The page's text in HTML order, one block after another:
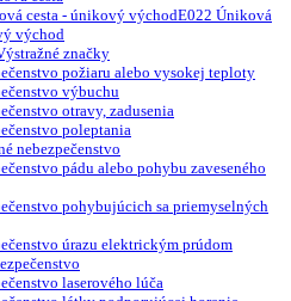
E022 Úniková
východ
značky
požiaru alebo vysokej teploty
výbuchu
otravy, zadusenia
poleptania
nebezpečenstvo
pádu alebo pohybu zaveseného
pohybujúcich sa priemyselných
úrazu elektrickým prúdom
laserového lúča